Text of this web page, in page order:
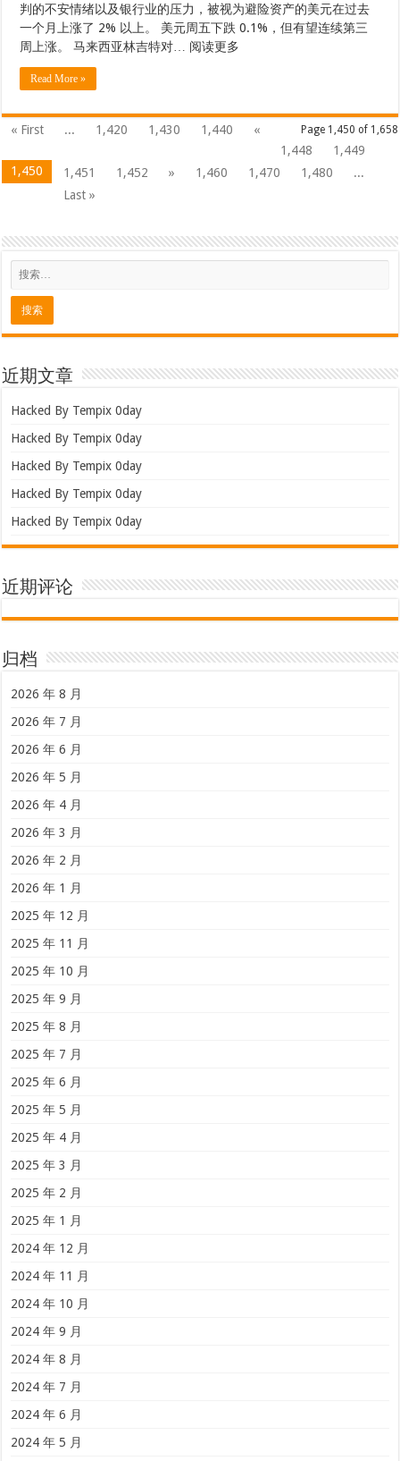
判的不安情绪以及银行业的压力，被视为避险资产的美元在过去
一个月上涨了 2% 以上。 美元周五下跌 0.1%，但有望连续第三
周上涨。 马来西亚林吉特对… 阅读更多
Read More »
Page 1,450 of 1,658
« First ... 1,420 1,430 1,440
«
1,448
1,449
1,450
1,451 1,452 » 1,460 1,470 1,480
...
Last »
近期文章
Hacked By Tempix 0day
Hacked By Tempix 0day
Hacked By Tempix 0day
Hacked By Tempix 0day
Hacked By Tempix 0day
近期评论
归档
2026 年 8 月
2026 年 7 月
2026 年 6 月
2026 年 5 月
2026 年 4 月
2026 年 3 月
2026 年 2 月
2026 年 1 月
2025 年 12 月
2025 年 11 月
2025 年 10 月
2025 年 9 月
2025 年 8 月
2025 年 7 月
2025 年 6 月
2025 年 5 月
2025 年 4 月
2025 年 3 月
2025 年 2 月
2025 年 1 月
2024 年 12 月
2024 年 11 月
2024 年 10 月
2024 年 9 月
2024 年 8 月
2024 年 7 月
2024 年 6 月
2024 年 5 月